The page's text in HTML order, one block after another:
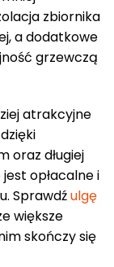
zbiornika
a dodatkowe
grzewczą
atrakcyjne
oraz długiej
opłacalne i
Sprawdźulgę
większe
skończy się